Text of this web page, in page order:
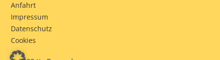
Anfahrt
Impressum
Datenschutz
Cookies